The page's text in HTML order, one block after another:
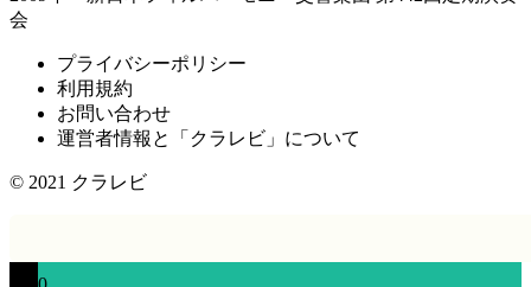
会
プライバシーポリシー
利用規約
お問い合わせ
運営者情報と「クラレビ」について
© 2021 クラレビ